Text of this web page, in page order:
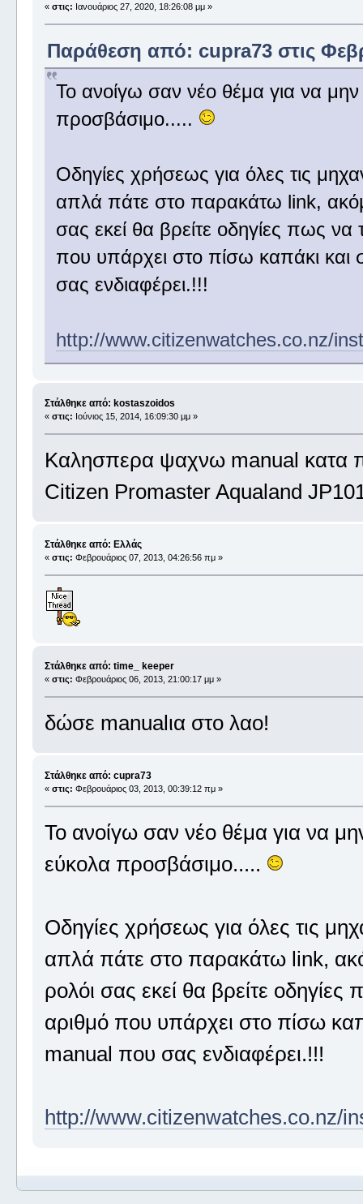
« στις: Ιανουάριος 27, 2020, 18:26:08 μμ »
Παράθεση από: cupra73 στις
Το ανοίγω σαν νέο θέμα για να
προσβάσιμο.....
Οδηγίες χρήσεως για όλες τις
απλά πάτε στο παρακάτω link, ακόμη
σας εκεί θα βρείτε οδηγίες πως να
που υπάρχει στο πίσω καπάκι και
σας ενδιαφέρει.!!!
http://www.citizenwatches.co.nz/
Στάλθηκε από: kostaszoidos
« στις: Ιούνιος 15, 2014, 16:09:30 μμ »
Καλησπερα ψαχνω manual κατα
Citizen Promaster Aqualand
Στάλθηκε από: Ελλάς
« στις: Φεβρουάριος 07, 2013, 04:26:56 πμ »
Στάλθηκε από: time_ keeper
« στις: Φεβρουάριος 06, 2013, 21:00:17 μμ »
δώσε manualια στο λαο!
Στάλθηκε από: cupra73
« στις: Φεβρουάριος 03, 2013, 00:39:12 πμ »
Το ανοίγω σαν νέο θέμα για να
εύκολα προσβάσιμο.....
Οδηγίες χρήσεως για όλες τις
απλά πάτε στο παρακάτω link,
ρολόι σας εκεί θα βρείτε οδηγίες
αριθμό που υπάρχει στο πίσω
manual που σας ενδιαφέρει.!!!
http://www.citizenwatches.co.nz/